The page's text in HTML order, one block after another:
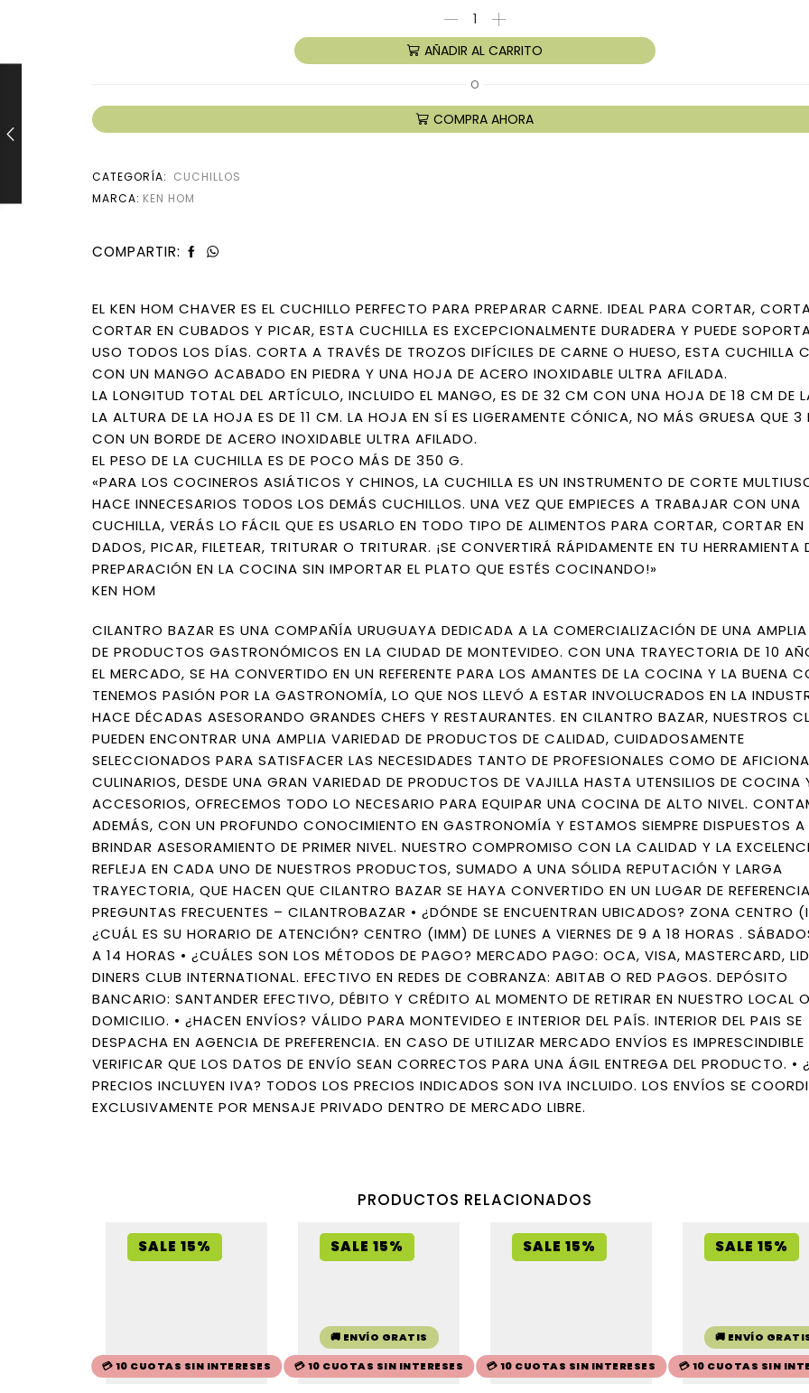
AÑADIR AL CARRITO
O
COMPRA AHORA
CATEGORÍA: CUCHILLOS
MARCA: KEN HOM
COMPARTIR:
EL KEN HOM CHAVER ES EL CUCHILLO PERFECTO PARA PREPARAR CARNE. IDEAL PARA CORTAR,
CORTAR EN CUBADOS Y PICAR, ESTA CUCHILLA ES EXCEPCIONALMENTE DURADERA Y PUEDE
USO TODOS LOS DÍAS. CORTA A TRAVÉS DE TROZOS DIFÍCILES DE CARNE O HUESO, ESTA CUCHILLA
CON UN MANGO ACABADO EN PIEDRA Y UNA HOJA DE ACERO INOXIDABLE ULTRA AFILADA.
LA LONGITUD TOTAL DEL ARTÍCULO, INCLUIDO EL MANGO, ES DE 32 CM CON UNA HOJA DE 18 CM DE
LA ALTURA DE LA HOJA ES DE 11 CM. LA HOJA EN SÍ ES LIGERAMENTE CÓNICA, NO MÁS GRUESA QUE 3
CON UN BORDE DE ACERO INOXIDABLE ULTRA AFILADO.
EL PESO DE LA CUCHILLA ES DE POCO MÁS DE 350 G.
«PARA LOS COCINEROS ASIÁTICOS Y CHINOS, LA CUCHILLA ES UN INSTRUMENTO DE CORTE
HACE INNECESARIOS TODOS LOS DEMÁS CUCHILLOS. UNA VEZ QUE EMPIECES A TRABAJAR CON UNA
CUCHILLA, VERÁS LO FÁCIL QUE ES USARLO EN TODO TIPO DE ALIMENTOS PARA CORTAR, CORTAR EN
DADOS, PICAR, FILETEAR, TRITURAR O TRITURAR. ¡SE CONVERTIRÁ RÁPIDAMENTE EN TU HERRAMIENTA
PREPARACIÓN EN LA COCINA SIN IMPORTAR EL PLATO QUE ESTÉS COCINANDO!»
KEN HOM
CILANTRO BAZAR ES UNA COMPAÑÍA URUGUAYA DEDICADA A LA COMERCIALIZACIÓN DE UNA
DE PRODUCTOS GASTRONÓMICOS EN LA CIUDAD DE MONTEVIDEO. CON UNA TRAYECTORIA DE 10
EL MERCADO, SE HA CONVERTIDO EN UN REFERENTE PARA LOS AMANTES DE LA COCINA Y LA BUENA
TENEMOS PASIÓN POR LA GASTRONOMÍA, LO QUE NOS LLEVÓ A ESTAR INVOLUCRADOS EN LA
HACE DÉCADAS ASESORANDO GRANDES CHEFS Y RESTAURANTES. EN CILANTRO BAZAR, NUESTROS
PUEDEN ENCONTRAR UNA AMPLIA VARIEDAD DE PRODUCTOS DE CALIDAD, CUIDADOSAMENTE
SELECCIONADOS PARA SATISFACER LAS NECESIDADES TANTO DE PROFESIONALES COMO DE
CULINARIOS, DESDE UNA GRAN VARIEDAD DE PRODUCTOS DE VAJILLA HASTA UTENSILIOS DE COCINA
ACCESORIOS, OFRECEMOS TODO LO NECESARIO PARA EQUIPAR UNA COCINA DE ALTO NIVEL.
ADEMÁS, CON UN PROFUNDO CONOCIMIENTO EN GASTRONOMÍA Y ESTAMOS SIEMPRE DISPUESTOS A
BRINDAR ASESORAMIENTO DE PRIMER NIVEL. NUESTRO COMPROMISO CON LA CALIDAD Y LA
REFLEJA EN CADA UNO DE NUESTROS PRODUCTOS, SUMADO A UNA SÓLIDA REPUTACIÓN Y LARGA
TRAYECTORIA, QUE HACEN QUE CILANTRO BAZAR SE HAYA CONVERTIDO EN UN LUGAR DE
PREGUNTAS FRECUENTES – CILANTROBAZAR • ¿DÓNDE SE ENCUENTRAN UBICADOS? ZONA CENTRO
¿CUÁL ES SU HORARIO DE ATENCIÓN? CENTRO (IMM) DE LUNES A VIERNES DE 9 A 18 HORAS .
A 14 HORAS • ¿CUÁLES SON LOS MÉTODOS DE PAGO? MERCADO PAGO: OCA, VISA, MASTERCARD,
DINERS CLUB INTERNATIONAL. EFECTIVO EN REDES DE COBRANZA: ABITAB O RED PAGOS. DEPÓSITO
BANCARIO: SANTANDER EFECTIVO, DÉBITO Y CRÉDITO AL MOMENTO DE RETIRAR EN NUESTRO LOCAL
DOMICILIO. • ¿HACEN ENVÍOS? VÁLIDO PARA MONTEVIDEO E INTERIOR DEL PAÍS. INTERIOR DEL PAIS SE
DESPACHA EN AGENCIA DE PREFERENCIA. EN CASO DE UTILIZAR MERCADO ENVÍOS ES IMPRESCINDIBLE
VERIFICAR QUE LOS DATOS DE ENVÍO SEAN CORRECTOS PARA UNA ÁGIL ENTREGA DEL PRODUCTO. •
PRECIOS INCLUYEN IVA? TODOS LOS PRECIOS INDICADOS SON IVA INCLUIDO. LOS ENVÍOS SE
EXCLUSIVAMENTE POR MENSAJE PRIVADO DENTRO DE MERCADO LIBRE.
PRODUCTOS RELACIONADOS
SALE 15%
💳 10 CUOTAS SIN INTERESES
SALE 15%
🚚 ENVÍO GRATIS
💳 10 CUOTAS SIN INTERESES
SALE 15%
💳 10 CUOTAS SIN INTERESES
SALE 15%
🚚 ENVÍO
💳 10 CUOTAS SIN